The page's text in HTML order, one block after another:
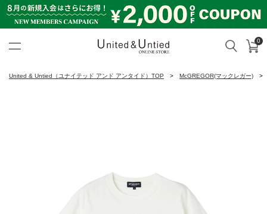
検索 カ
0
United & Untied（ユナイテッド アンド アンタイド）TOP McGREGOR(マックレガー)